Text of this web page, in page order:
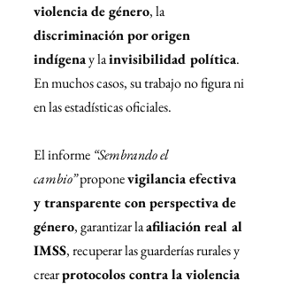
violencia de género, la
discriminación por origen
indígena y la invisibilidad política.
En muchos casos, su trabajo no figura ni
en las estadísticas oficiales.
El informe “Sembrando el
cambio” propone vigilancia efectiva
y transparente con perspectiva de
género, garantizar la afiliación real al
IMSS, recuperar las guarderías rurales y
crear protocolos contra la violencia